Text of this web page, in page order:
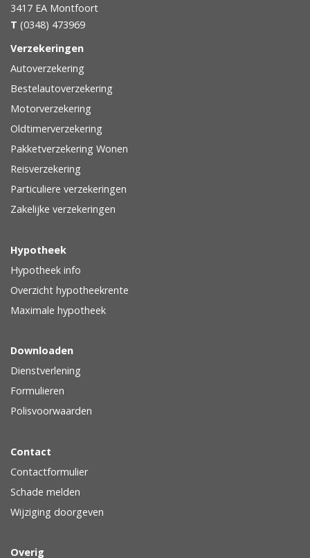
3417 EA Montfoort
T (0348) 473969
Verzekeringen
Autoverzekering
Bestelautoverzekering
Motorverzekering
Oldtimerverzekering
Pakketverzekering Wonen
Reisverzekering
Particuliere verzekeringen
Zakelijke verzekeringen
Hypotheek
Hypotheek info
Overzicht hypotheekrente
Maximale hypotheek
Downloaden
Dienstverlening
Formulieren
Polisvoorwaarden
Contact
Contactformulier
Schade melden
Wijziging doorgeven
Overig